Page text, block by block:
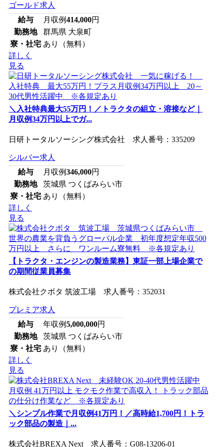
ゴールド求人
給与
月収例414,000円
勤務地
群馬県 大泉町
寮・社宅 あり（無料）
詳しく
見る
＼入社特典最大55万円！／トラクタの組立・溶接など｜
月収例34万円以上でガ...
日研トータルソーシング株式会社 求人番号：335209
シルバー求人
給与
月収例346,000円
勤務地
茨城県 つくばみらい市
寮・社宅 あり（無料）
詳しく
見る
【トラクタ・エンジンの製造業務】東証一部上場企業で
の期間従業員募集
株式会社クボタ 筑波工場 求人番号：352031
プレミア求人
給与
年収例5,000,000円
勤務地
茨城県 つくばみらい市
寮・社宅 あり（無料）
詳しく
見る
＼シンプル作業で月収例41万円！／高時給1,700円！トラ
ック部品の製造｜...
株式会社BREXA Next 求人番号：G08-13206-01